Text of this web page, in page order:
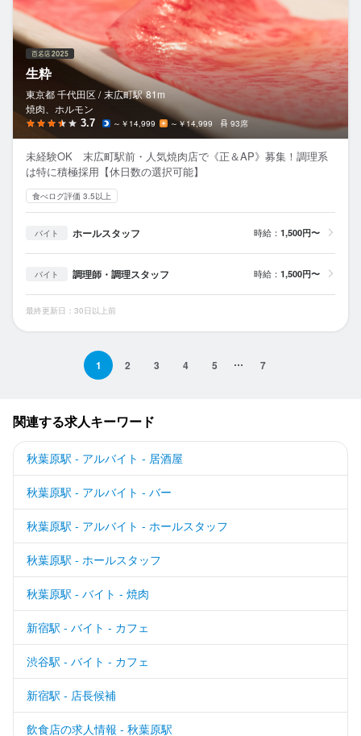
生粋
東京都 千代田区 / 末広町駅 81m
焼肉、ホルモン
3.7 ～￥14,999 ～￥14,999 93席
未経験OK 末広町駅前・人気焼肉店で《正＆AP》募集！調理系
は特に積極採用【休日数の選択可能】
食べログ評価 3.5以上
バイト ホールスタッフ 時給： 1,500円〜
バイト 調理師・調理スタッフ 時給： 1,500円〜
最終更新日：30日以上前
1 2 3 4 5 7
関連する求人キーワード
秋葉原駅 - アルバイト - 居酒屋
秋葉原駅 - アルバイト - バー
秋葉原駅 - アルバイト - ホールスタッフ
秋葉原駅 - ホールスタッフ
秋葉原駅 - バイト - 焼肉
新宿駅 - バイト - カフェ
渋谷駅 - バイト - カフェ
新宿駅 - 店長候補
飲食店の求人情報 - 秋葉原駅